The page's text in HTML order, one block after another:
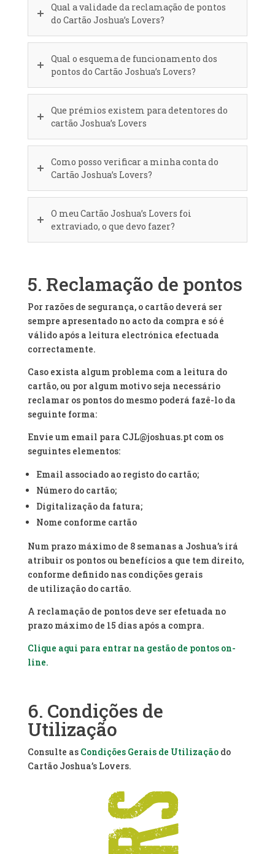
Qual a validade da reclamação de pontos
do Cartão Joshua’s Lovers?
Qual o esquema de funcionamento dos
pontos do Cartão Joshua’s Lovers?
Que prémios existem para detentores do
cartão Joshua’s Lovers
Como posso verificar a minha conta do
Cartão Joshua’s Lovers?
O meu Cartão Joshua’s Lovers foi
extraviado, o que devo fazer?
5. Reclamação de pontos
Por razões de segurança, o cartão deverá ser
sempre apresentado no acto da compra e só é
válido após a leitura electrónica efectuada
correctamente.
Caso exista algum problema com a leitura do
cartão, ou por algum motivo seja necessário
reclamar os pontos do mesmo poderá fazê-lo da
seguinte forma:
Envie um email para CJL@joshuas.pt com os
seguintes elementos:
Email associado ao registo do cartão;
Número do cartão;
Digitalização da fatura;
Nome conforme cartão
Num prazo máximo de 8 semanas a Joshua’s irá
atribuir os pontos ou benefícios a que tem direito,
conforme definido nas condições gerais
de utilização do cartão.
A reclamação de pontos deve ser efetuada no
prazo máximo de 15 dias após a compra.
Clique aqui para entrar na gestão de pontos on-
line.
6. Condições de
Utilização
Consulte as Condições Gerais de Utilizaçãodo
Cartão Joshua’s Lovers.